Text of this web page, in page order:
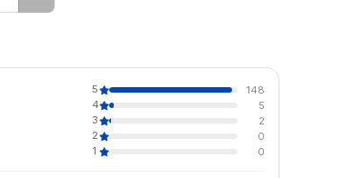
5
148
4
5
3
2
2
0
1
0